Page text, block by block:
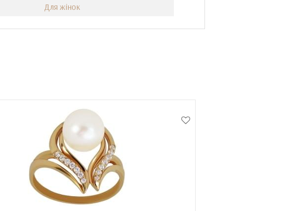
Для жінок